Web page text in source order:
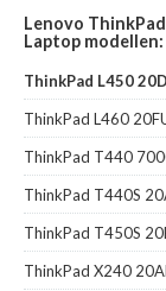
Lenovo
Laptop modellen:
ThinkPad L450
ThinkPad L460
ThinkPad T440
ThinkPad T440S
ThinkPad T450S
ThinkPad X240